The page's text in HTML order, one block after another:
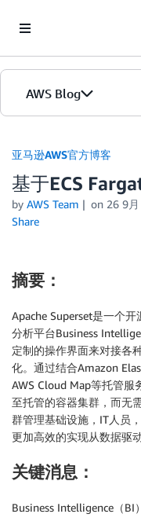
AWS Blog
首页
版本
亚马逊AWS官方博客
基于ECS
by AWS Team on 26 9
Share
摘要：
Apache Superset是一个
分析平台Business
定制的操作界面来对接各
化。通过结合Amazon
AWS Cloud Map等托管服
至托管的容器集群，而无
群管理基础设施，IT人员
更加高效的实现从数据驱
关键消息：
Business Intelligence（BI